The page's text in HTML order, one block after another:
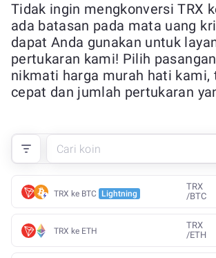
Tidak ingin mengkonversi TRX
ada batasan pada mata uang
dapat Anda gunakan untuk
pertukaran kami! Pilih
nikmati harga murah hati kami,
cepat dan jumlah pertukaran
TRX ke BTC Lightning
TRX
/BTC
TRX ke ETH
TRX
/ETH